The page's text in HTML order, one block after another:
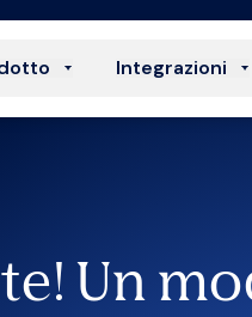
Integrazioni
Un